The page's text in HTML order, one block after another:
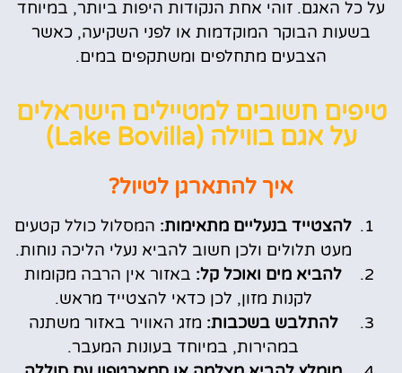
על כל האגם. זוהי אחת הנקודות היפות ביותר, במיוחד
בשעות הבוקר המוקדמות או לפני השקיעה, כאשר
הצבעים מתחלפים ומשתקפים במים.
טיפים חשובים למטיילים הישראלים
על אגם בווילה (Lake Bovilla)
איך להתארגן לטיול?
להצטייד בנעליים מתאימות: המסלול כולל קטעים
מעט תלולים ולכן חשוב להביא נעלי הליכה נוחות.
להביא מים ואוכל קל: באזור אין הרבה מקומות
לקנות מזון, לכן כדאי להצטייד מראש.
להתלבש בשכבות: מזג האוויר באזור משתנה
במהירות, במיוחד בעונות המעבר.